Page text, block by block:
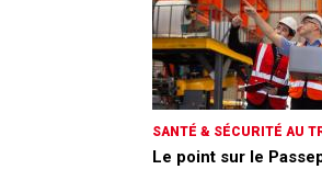
SANTÉ & SÉCURITÉ AU
Le point sur le